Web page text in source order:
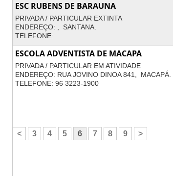
ESC RUBENS DE BARAUNA
PRIVADA / PARTICULAR EXTINTA
ENDEREÇO: , SANTANA.
TELEFONE:
ESCOLA ADVENTISTA DE MACAPA
PRIVADA / PARTICULAR EM ATIVIDADE
ENDEREÇO: RUA JOVINO DINOA 841, MACAPÁ.
TELEFONE: 96 3223-1900
< 3 4 5 6 7 8 9 >